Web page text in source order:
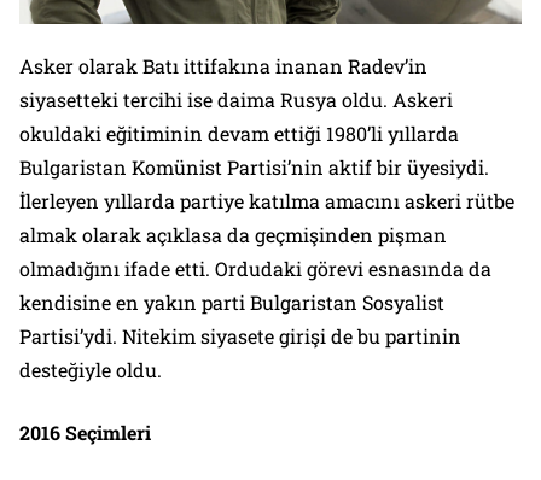
Asker olarak Batı ittifakına inanan Radev’in
siyasetteki tercihi ise daima Rusya oldu. Askeri
okuldaki eğitiminin devam ettiği 1980’li yıllarda
Bulgaristan Komünist Partisi’nin aktif bir üyesiydi.
İlerleyen yıllarda partiye katılma amacını askeri rütbe
almak olarak açıklasa da geçmişinden pişman
olmadığını ifade etti. Ordudaki görevi esnasında da
kendisine en yakın parti Bulgaristan Sosyalist
Partisi’ydi. Nitekim siyasete girişi de bu partinin
desteğiyle oldu.
2016 Seçimleri